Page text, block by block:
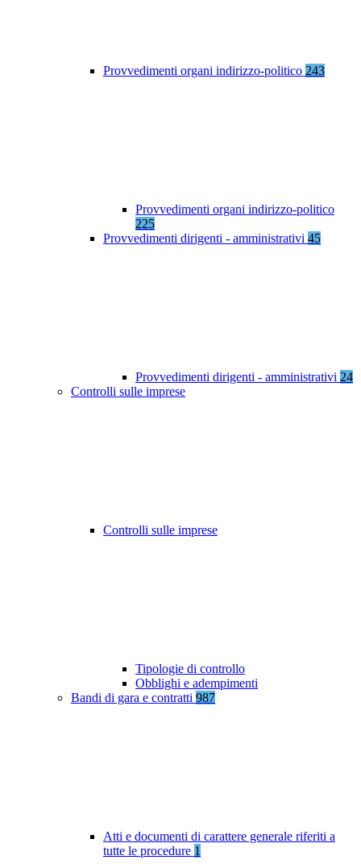
Provvedimenti organi indirizzo-politico 243
Provvedimenti organi indirizzo-politico
225
Provvedimenti dirigenti - amministrativi 45
Provvedimenti dirigenti - amministrativi 24
Controlli sulle imprese
Controlli sulle imprese
Tipologie di controllo
Obblighi e adempimenti
Bandi di gara e contratti 987
Atti e documenti di carattere generale riferiti a
tutte le procedure 1